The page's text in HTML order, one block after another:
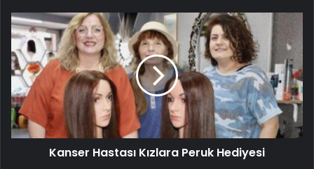
Kanser Hastası Kızlara Peruk Hediyesi